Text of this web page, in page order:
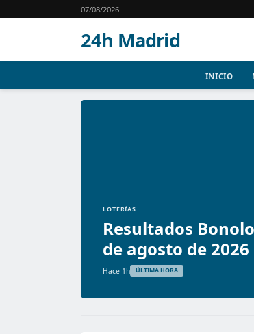
07/08/2026
24h Madrid
INICIO
LOTERÍAS
Resultados
de agosto de 2026
Hace 1h ÚLTIMA HORA